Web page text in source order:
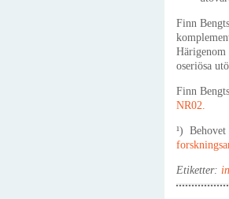
Finn
Härigenom
oseriösa
Finn
NR02.
¹) Behovet
Etiketter: